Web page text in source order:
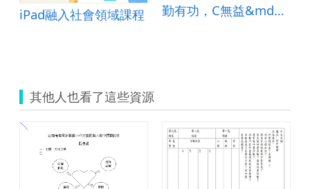
iPad融入社會領域課程 勤有功，C無益&mdash;勤訓TPACK課程活動設計
其他人也看了這些資源